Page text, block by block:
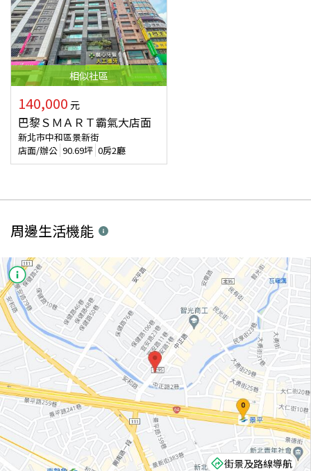
相似社區
140,000 元
巴黎ＳＭＡＲＴ霸氣大店面
新北市中和區景新街
店面/辦公 90.69坪 0房2廳
周邊生活機能
街景及路線導航